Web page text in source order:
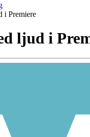
i Premiere
ljud i